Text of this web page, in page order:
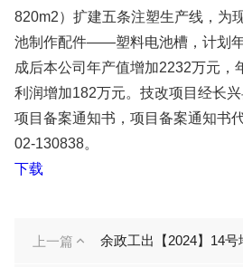
820m2）扩建五条注塑生产线，为
池制作配件——塑料电池槽，计划
成后本公司年产值增加2232万元，
利润增加182万元。技改项目经长
项目备案通知书，项目备案通知书代
02-130838。
下载
上一篇 